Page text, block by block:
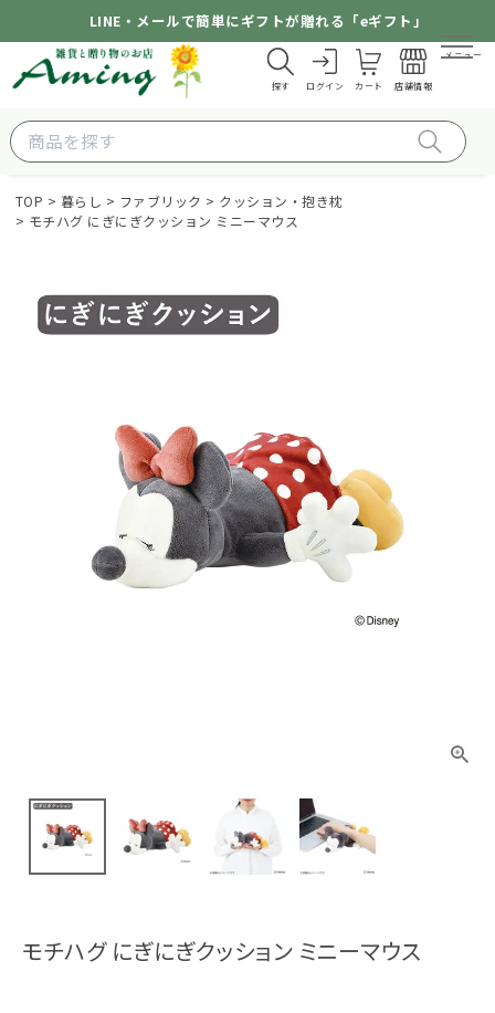
LINE・メールで簡単にギフトが贈れる「eギフト」
探す ログイン カート 店舗情報
メニュー
TOP 暮らし ファブリック
クッション・抱き枕
モチハグ にぎにぎクッション ミニーマウス
モチハグ にぎにぎクッション ミニーマウス